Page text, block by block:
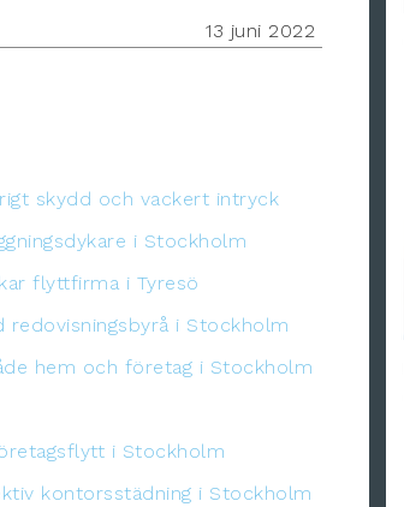
13 juni 2022
skydd och vackert intryck
i Stockholm
flyttfirma i Tyresö
redovisningsbyrå i Stockholm
hem och företag i Stockholm
i Stockholm
kontorsstädning i Stockholm